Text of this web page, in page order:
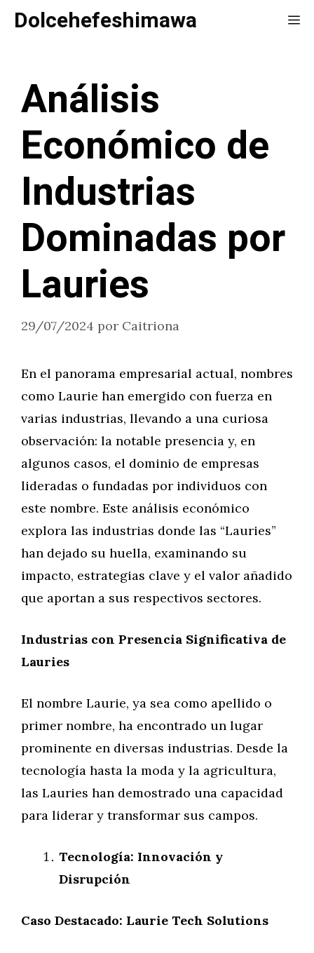
SaltarDolcehefeshimawa
Análisis
Económico de
Industrias
Dominadas por
Lauries
29/07/2024 por Caitriona
En el panorama empresarial actual, nombres
como Laurie han emergido con fuerza en
varias industrias, llevando a una curiosa
observación: la notable presencia y, en
algunos casos, el dominio de empresas
lideradas o fundadas por individuos con
este nombre. Este análisis económico
explora las industrias donde las “Lauries”
han dejado su huella, examinando su
impacto, estrategias clave y el valor añadido
que aportan a sus respectivos sectores.
Industrias con Presencia Significativa de
Lauries
El nombre Laurie, ya sea como apellido o
primer nombre, ha encontrado un lugar
prominente en diversas industrias. Desde la
tecnología hasta la moda y la agricultura,
las Lauries han demostrado una capacidad
para liderar y transformar sus campos.
Tecnología: Innovación y
Disrupción
Caso Destacado: Laurie Tech Solutions